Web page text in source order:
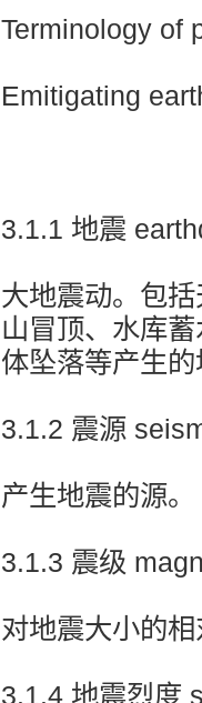
Terminology of
Emitigating
3.1.1 地震
大地震动。包
山冒顶、水库
体坠落等产生
3.1.2 震源
产生地震的源。
3.1.3 震级
对地震大小的
3.1.4 地震烈度